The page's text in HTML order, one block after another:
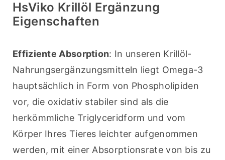
HsViko Krillöl Ergänzung
Eigenschaften
Effiziente Absorption: In unseren Krillöl-
Nahrungsergänzungsmitteln liegt Omega-3
hauptsächlich in Form von Phospholipiden
vor, die oxidativ stabiler sind als die
herkömmliche Triglyceridform und vom
Körper Ihres Tieres leichter aufgenommen
werden, mit einer Absorptionsrate von bis zu